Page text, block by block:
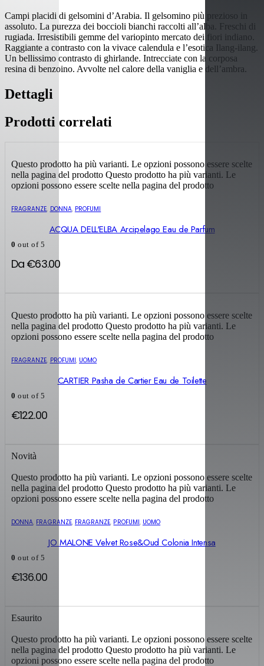
Campi placidi di gelsomini d’Arabia. Il gelsomino più prezioso in
assoluto. La purezza dei boccioli bianchi raccolti all’alba. Freschi di
rugiada. Irresistibili gemme del variopinto mercato dei fiori indiano.
Raggiante a contrasto con la vivace calendula e l’esotica Ilang-ilang.
Un bellissimo contrasto di ghirlande. Intrecciate con la corposa
resina di benzoino. Avvolte nel calore della vaniglia e dell’ambra.
Dettagli
Prodotti correlati
Questo prodotto ha più varianti. Le opzioni possono essere scelte
nella pagina del prodotto Questo prodotto ha più varianti. Le
opzioni possono essere scelte nella pagina del prodotto
FRAGRANZE, DONNA, PROFUMI
ACQUA DELL'ELBA Arcipelago Eau de Parfum
0 out of 5
Da €63.00
Questo prodotto ha più varianti. Le opzioni possono essere scelte
nella pagina del prodotto Questo prodotto ha più varianti. Le
opzioni possono essere scelte nella pagina del prodotto
FRAGRANZE, PROFUMI, UOMO
CARTIER Pasha de Cartier Eau de Toilette
0 out of 5
€122.00
Novità
Questo prodotto ha più varianti. Le opzioni possono essere scelte
nella pagina del prodotto Questo prodotto ha più varianti. Le
opzioni possono essere scelte nella pagina del prodotto
DONNA, FRAGRANZE, FRAGRANZE, PROFUMI, UOMO
JO MALONE Velvet Rose&Oud Colonia Intensa
0 out of 5
€136.00
Esaurito
Questo prodotto ha più varianti. Le opzioni possono essere scelte
nella pagina del prodotto Questo prodotto ha più varianti. Le
opzioni possono essere scelte nella pagina del prodotto